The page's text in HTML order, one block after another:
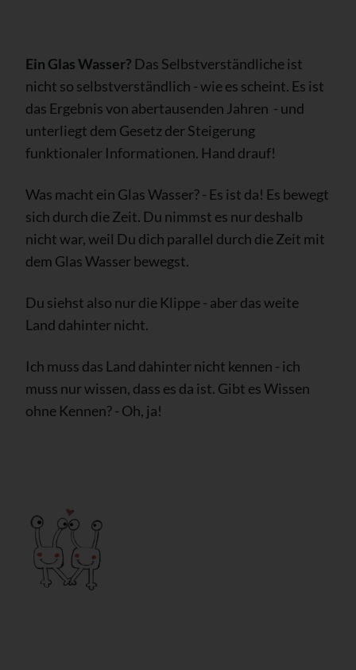
Ein Glas Wasser? Das Selbstverständliche ist
nicht so selbstverständlich - wie es scheint. Es ist
das Ergebnis von abertausenden Jahren - und
unterliegt dem Gesetz der Steigerung
funktionaler Informationen. Hand drauf!
Was macht ein Glas Wasser? - Es ist da! Es bewegt
sich durch die Zeit. Du nimmst es nur deshalb
nicht war, weil Du dich parallel durch die Zeit mit
dem Glas Wasser bewegst.
Du siehst also nur die Klippe - aber das weite
Land dahinter nicht.
Ich muss das Land dahinter nicht kennen - ich
muss nur wissen, dass es da ist. Gibt es Wissen
ohne Kennen? - Oh, ja!